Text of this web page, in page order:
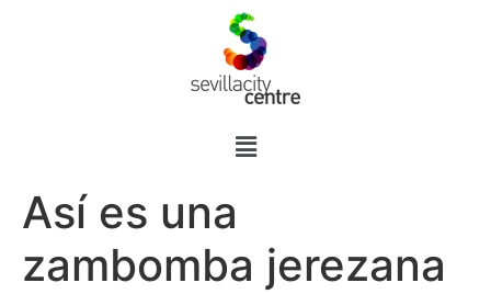
Así es una
zambomba jerezana